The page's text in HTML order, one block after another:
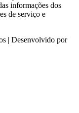
informações dos
de serviço e
| Desenvolvido por